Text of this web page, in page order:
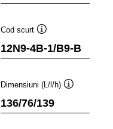
Cod scurt
12N9-4B-1/B9-B
Dimensiuni (L/l/h)
136/76/139